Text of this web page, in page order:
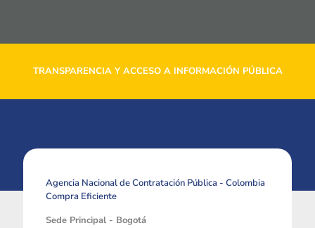
TRANSPARENCIA Y ACCESO A INFORMACIÓN PÚBLICA
Agencia Nacional de Contratación Pública - Colombia
Compra Eficiente
Sede Principal - Bogotá